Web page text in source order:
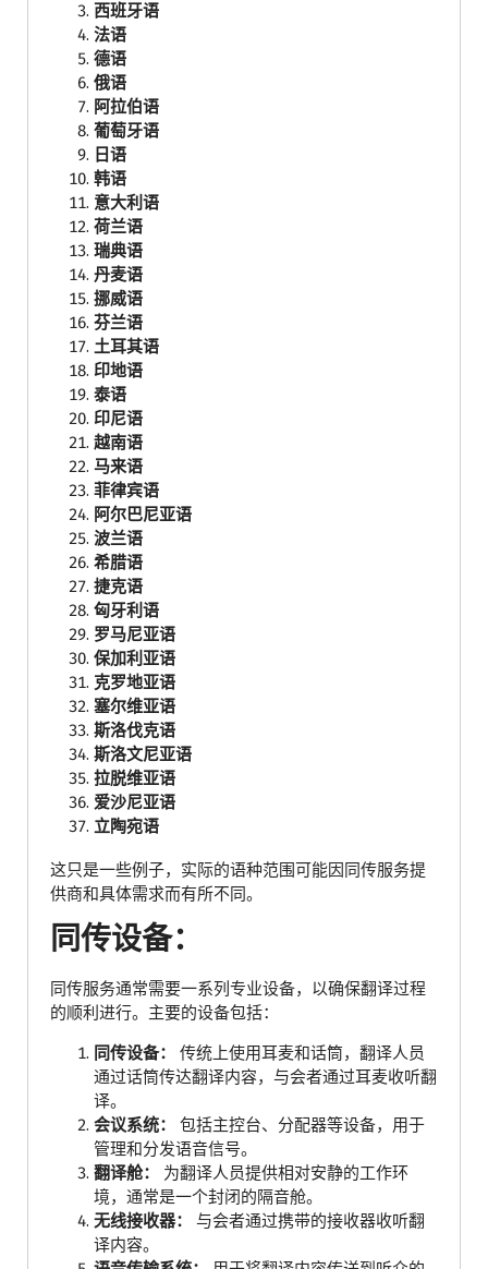
西班牙语
法语
德语
俄语
阿拉伯语
葡萄牙语
日语
韩语
意大利语
荷兰语
瑞典语
丹麦语
挪威语
芬兰语
土耳其语
印地语
泰语
印尼语
越南语
马来语
菲律宾语
阿尔巴尼亚语
波兰语
希腊语
捷克语
匈牙利语
罗马尼亚语
保加利亚语
克罗地亚语
塞尔维亚语
斯洛伐克语
斯洛文尼亚语
拉脱维亚语
爱沙尼亚语
立陶宛语
这只是一些例子，实际的语种范围可能因同传服务提
供商和具体需求而有所不同。
同传设备：
同传服务通常需要一系列专业设备，以确保翻译过程
的顺利进行。主要的设备包括：
同传设备：
传统上使用耳麦和话筒，翻译人员
通过话筒传达翻译内容，与会者通过耳麦收听翻
译。
会议系统：
包括主控台、分配器等设备，用于
管理和分发语音信号。
翻译舱：
为翻译人员提供相对安静的工作环
境，通常是一个封闭的隔音舱。
无线接收器：
与会者通过携带的接收器收听翻
译内容。